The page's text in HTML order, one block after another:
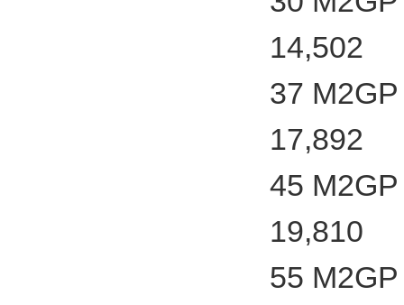
14,502
37
17,892
45
19,810
55